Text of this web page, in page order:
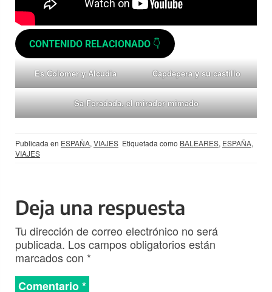
CONTENIDO RELACIONADO 👇
Es Colomer y Alcudia Capdepera y su castillo
Sa Foradada, el mirador mimado
Publicada en ESPAÑA, VIAJES Etiquetada como BALEARES, ESPAÑA,
VIAJES
Deja una respuesta
Tu dirección de correo electrónico no será
publicada. Los campos obligatorios están
marcados con *
Comentario*